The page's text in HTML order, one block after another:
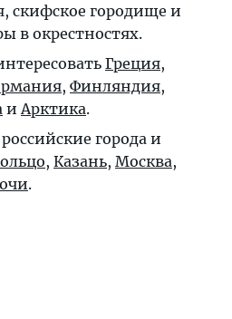
скифское городище и
в окрестностях.
Греция,
, Финляндия,
и Арктика.
города и
, Казань, Москва,
.